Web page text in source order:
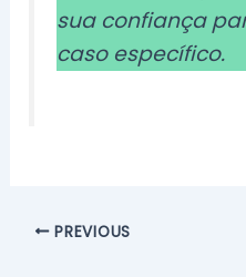
sua confiança
caso específico.
PREVIOUS